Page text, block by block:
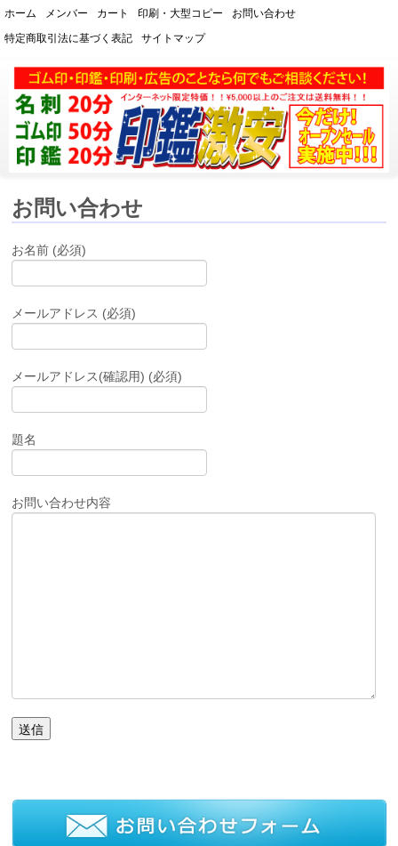
ホーム メンバー カート 印刷・大型コピー
お問い合わせ
特定商取引法に基づく表記
サイトマップ
【熊本スピード印刷】ハンコ・
印鑑・ゴム印・実印の通販
お問い合わせ
お名前 (必須)
メールアドレス (必須)
メールアドレス(確認用) (必須)
題名
お問い合わせ内容